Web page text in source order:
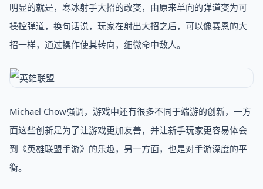
明显的就是，寒冰射手大招的改变，由原来单向的弹道变为可
操控弹道，换句话说，玩家在射出大招之后，可以像赛恩的大
招一样，通过操作使其转向，细微命中敌人。
Michael Chow强调，游戏中还有很多不同于端游的创新，一方
面这些创新是为了让游戏更加友善，并让新手玩家更容易体会
到《英雄联盟手游》的乐趣，另一方面，也是对手游深度的平
衡。